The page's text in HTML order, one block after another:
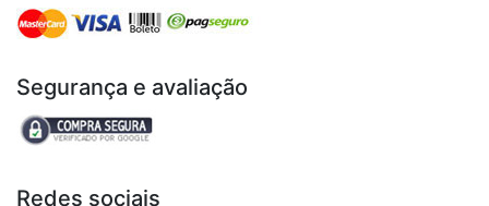
Segurança e avaliação
Redes sociais